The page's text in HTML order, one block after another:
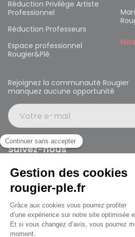
Ferme à 19:30
Réduction Privilège Artiste
Professionnel
Réduction Professeurs
Espace professionnel
Rougier&Plé
Rejoignez la communauté Rougier
manquez aucune opportunité
Votre e-mail
Suivez-nous
Rougier et Plé 2024 Copyright